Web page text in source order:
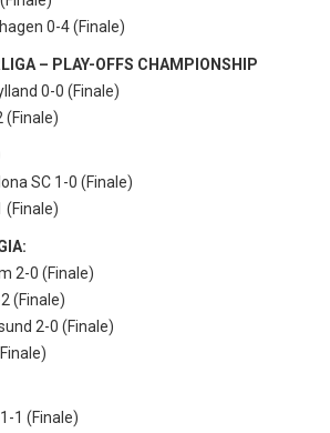
0-4 (Finale)
– PLAY-OFFS CHAMPIONSHIP
0-0 (Finale)
(Finale)
SC 1-0 (Finale)
(Finale)
2-0 (Finale)
(Finale)
2-0 (Finale)
1 (Finale)